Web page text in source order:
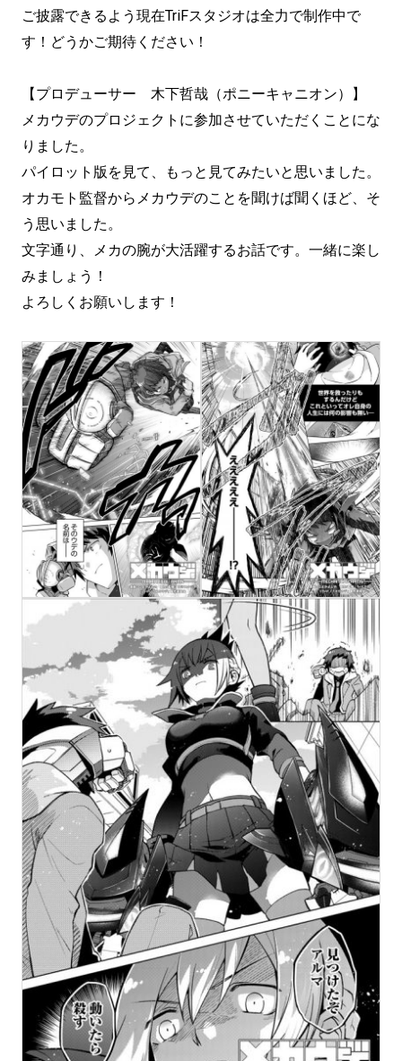
ご披露できるよう現在TriFスタジオは全力で制作中で
す！どうかご期待ください！
【プロデューサー 木下哲哉（ポニーキャニオン）】
メカウデのプロジェクトに参加させていただくことにな
りました。
パイロット版を見て、もっと見てみたいと思いました。
オカモト監督からメカウデのことを聞けば聞くほど、そ
う思いました。
文字通り、メカの腕が大活躍するお話です。一緒に楽し
みましょう！
よろしくお願いします！